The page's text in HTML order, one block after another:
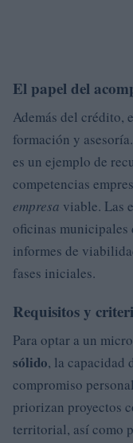
El papel del
Además del crédito,
formación y
es un ejemplo de
competencias
empresa viable. Las
oficinas municipales
informes de
fases iniciales.
Requisitos y
Para optar a un
sólido, la capacidad
compromiso
priorizan proyectos
territorial, así como